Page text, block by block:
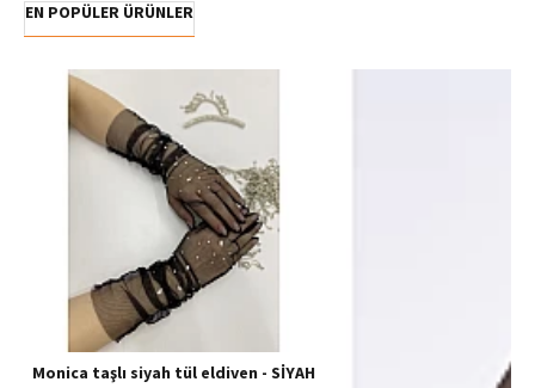
EN POPÜLER ÜRÜNLER
Monica taşlı siyah tül eldiven - SİYAH